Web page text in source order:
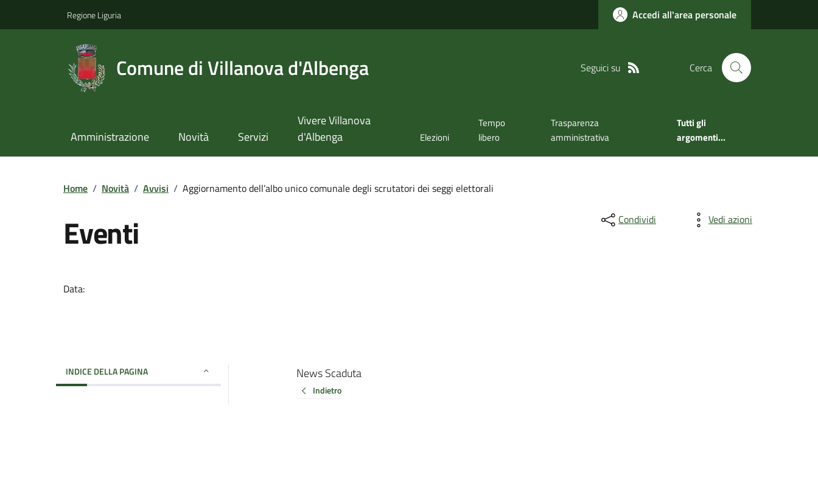
Regione Liguria Accedi all'area personale
Comune di Villanova d'Albenga Seguici su Cerca
Amministrazione Novità Servizi
Vivere Villanova
d'Albenga
Elezioni
Tempo
libero
Trasparenza
amministrativa
Tutti gli
argomenti...
Home / Novità / Avvisi / Aggiornamento dell’albo unico comunale degli scrutatori dei seggi elettorali
Eventi
Data:
Condividi Vedi azioni
INDICE DELLA PAGINA News Scaduta
Indietro